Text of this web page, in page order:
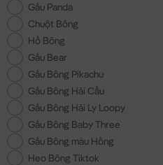
Gấu Panda
Chuột Bông
Hổ Bông
Gấu Bear
Gấu Bông Pikachu
Gấu Bông Hải Cẩu
Gấu Bông Hải Ly Loopy
Gấu Bông Baby Three
Gấu Bông màu Hồng
Heo Bông Tiktok